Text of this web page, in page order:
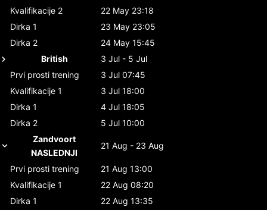
Kvalifikacije 2
22 May 23:18
Dirka 1
23 May 23:05
Dirka 2
24 May 15:45
British
3 Jul - 5 Jul
Prvi prosti trening
3 Jul 07:45
Kvalifikacije 1
3 Jul 18:00
Dirka 1
4 Jul 18:05
Dirka 2
5 Jul 10:00
Zandvoort
NASLEDNJI
21 Aug - 23 Aug
Prvi prosti trening
21 Aug 13:00
Kvalifikacije 1
22 Aug 08:20
Dirka 1
22 Aug 13:35